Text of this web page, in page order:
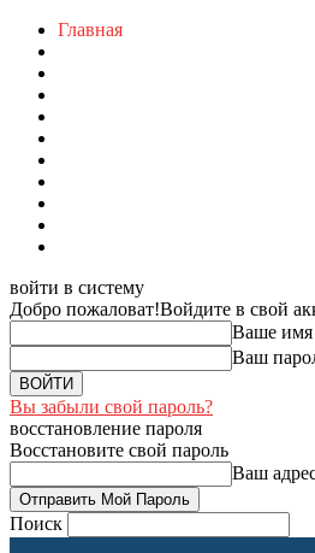
Главная
войти в систему
Добро пожаловат!Войдите в свой
Ваше имя
Ваш
Вы забыли свой пароль?
восстановление пароля
Восстановите свой пароль
Ваш
Поиск